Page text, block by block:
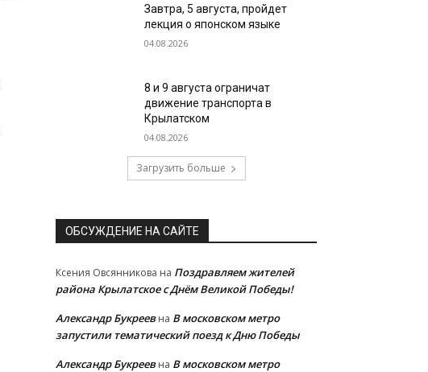
Завтра, 5 августа, пройдет
лекция о японском языке
04.08.2026
8 и 9 августа ограничат
движение транспорта в
Крылатском
04.08.2026
Загрузить больше
ОБСУЖДЕНИЕ НА САЙТЕ
Ксения Овсянникова на Поздравляем жителей
района Крылатское с Днём Великой Победы!
Александр Букреевна В московском метро
запустили тематический поезд к Дню Победы
Александр Букреевна В московском метро